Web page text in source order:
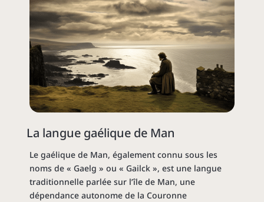
La langue gaélique de Man
Le gaélique de Man, également connu sous les
noms de « Gaelg » ou « Gailck », est une langue
traditionnelle parlée sur l’île de Man, une
dépendance autonome de la Couronne